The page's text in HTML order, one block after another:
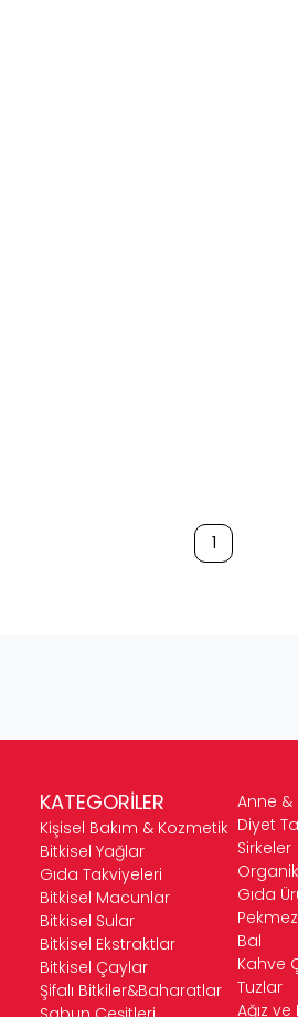
1
KATEGORİLER
Kişisel Bakım & Kozmetik
Bitkisel Yağlar
Gıda Takviyeleri
Bitkisel Macunlar
Bitkisel Sular
Bitkisel Ekstraktlar
Bitkisel Çaylar
Şifalı Bitkiler&Baharatlar
Anne &
Diyet
Sirkeler
Gıda
Bal
Kahve
Tuzlar
Ağız ve